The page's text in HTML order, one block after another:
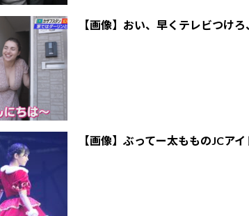
【画像】おい、早くテレビつ
【画像】ぶってー太もものJCア